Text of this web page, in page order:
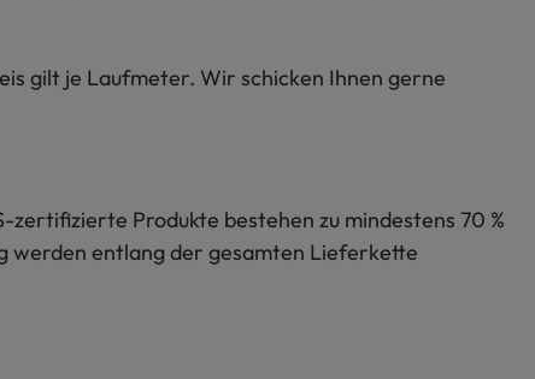
gilt je Laufmeter. Wir schicken Ihnen gerne
Produkte bestehen zu mindestens 70 %
werden entlang der gesamten Lieferkette